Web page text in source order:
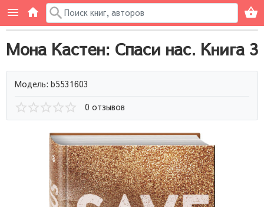
Мона Кастен: Спаси нас. Книга 3
Модель: b5531603
0 отзывов